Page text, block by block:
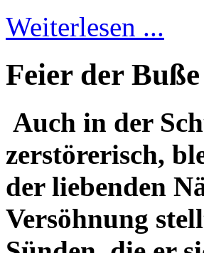
Weiterlesen ...
Feier der
Auch in der
zerstörerisch,
der liebenden
Versöhnung